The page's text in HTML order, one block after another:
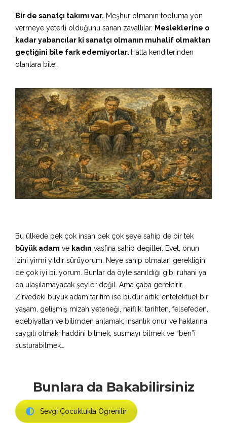
Bir de sanatçı takımı var. Meşhur olmanın topluma yön
vermeye yeterli olduğunu sanan zavallılar. Mesleklerine o
kadar yabancılar ki sanatçı olmanın muhalif olmaktan
geçtiğini bile fark edemiyorlar. Hatta kendilerinden
olanlara bile…
Bu ülkede pek çok insan pek çok şeye sahip de bir tek
büyük adam ve kadın vasfına sahip değiller. Evet, onun
izini yirmi yıldır sürüyorum. Neye sahip olmaları gerektiğini
de çok iyi biliyorum. Bunlar da öyle sanıldığı gibi ruhani ya
da ulaşılamayacak şeyler değil. Ama çaba gerektirir.
Zirvedeki büyük adam tarifim ise budur artık; entelektüel bir
yaşam, gelişmiş mizah yeteneği, naiflik; tarihten, felsefeden,
edebiyattan ve bilimden anlamak; insanlık onur ve haklarına
saygılı olmak; haddini bilmek, susmayı bilmek ve “ben”i
susturabilmek…
Bunlara da Bakabilirsiniz
Sevgi Çocuklukta Öğrenilir